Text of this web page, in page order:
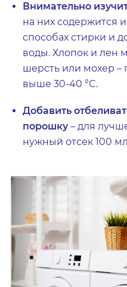
Внимательно
на них содержится
способах стирки и
воды. Хлопок и лен
шерсть или мохер –
выше 30-40 °C.
Добавить
порошку– для
нужный отсек 100